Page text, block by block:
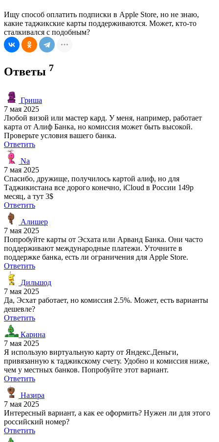
Ищу способ оплатить подписки в Apple Store, но не знаю,
какие таджикские карты поддерживаются. Может, кто-то
сталкивался с подобным?
Ответы 7
Гриша
7 мая 2025
Любой визой или мастер кард. У меня, например, работает
карта от Алиф Банка, но комиссия может быть высокой.
Проверьте условия вашего банка.
Ответить
Na
7 мая 2025
Спасибо, дружище, получилось картой алиф, но для
Таджикистана все дорого конечно, iCloud в России 149р
месяц, а тут 3$
Ответить
Алишер
7 мая 2025
Попробуйте карты от Эсхата или Арванд Банка. Они часто
поддерживают международные платежи. Уточните в
поддержке банка, есть ли ограничения для Apple Store.
Ответить
Дильшод
7 мая 2025
Да, Эсхат работает, но комиссия 2.5%. Может, есть варианты
дешевле?
Ответить
Карина
7 мая 2025
Я использую виртуальную карту от Яндекс.Деньги,
привязанную к таджикскому счету. Удобно и комиссия ниже,
чем у местных банков. Попробуйте этот вариант.
Ответить
Назира
7 мая 2025
Интересный вариант, а как ее оформить? Нужен ли для этого
российский номер?
Ответить